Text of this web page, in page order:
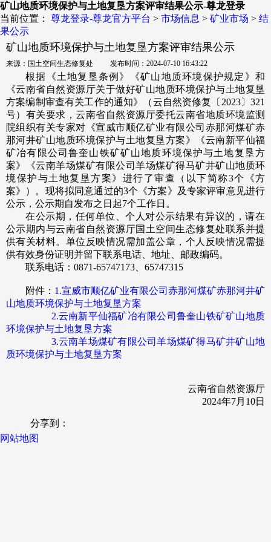
矿山地质环境保护与土地复垦方案评审结果公示-尊龙登录
当前位置： 尊龙登录-尊龙官方平台 > 市场信息 > 矿业市场 > 结
果公示
矿山地质环境保护与土地复垦方案评审结果公示
来源：国土空间生态修复处 发布时间：2024-07-10 16:43:22
根据《土地复垦条例》《矿山地质环境保护规定》和
《云南省自然资源厅关于做好矿山地质环境保护与土地复垦
方案编制审查有关工作的通知》（云自然资修复〔2023〕321
号）有关要求，云南省自然资源厅委托云南省地质环境监测
院组织有关专家对《宣威市顺亿矿业有限公司赤那河煤矿赤
那河井矿山地质环境保护与土地复垦方案》《云南新平仙福
矿冶有限公司鲁奎山铁矿矿山地质环境保护与土地复垦方
案》《云南羊场煤矿有限公司羊场煤矿得马矿井矿山地质环
境保护与土地复垦方案》进行了审查（以下简称3个《方
案》）。现将拟同意通过的3个《方案》及专家评审意见进行
公示，公示期自发布之日起7个工作日。
在公示期，任何单位、个人对公示结果有异议的，请在
公示期内与云南省自然资源厅国土空间生态修复处联系并提
供有关材料。单位反映情况需加盖公章，个人反映情况需提
供有效身份证明并留下联系电话、地址、邮政编码。
联系电话：0871-65747173、65747315
附件： 1.宣威市顺亿矿业有限公司赤那河煤矿赤那河井矿
山地质环境保护与土地复垦方案
2.云南新平仙福矿冶有限公司鲁奎山铁矿矿山地质
环境保护与土地复垦方案
3.云南羊场煤矿有限公司羊场煤矿得马矿井矿山地
质环境保护与土地复垦方案
云南省自然资源厅
2024年7月10日
分享到：
网站地图